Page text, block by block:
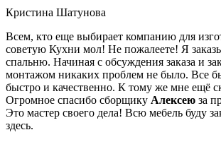
Кристина Шатунова
Всем, кто еще выбирает компанию для
советую Кухни мол! Не пожалеете! Я
спальню. Начиная с обсуждения заказа и
монтажом никаких проблем не было. Все
быстро и качественно. К тому же мне ещё
Огромное спасибо сборщику Алексею за
Это мастер своего дела! Всю мебель буду
здесь.